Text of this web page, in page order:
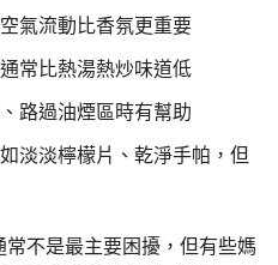
氣流動比香氛更重要
常比熱湯熱炒味道低
路過油煙區時有幫助
淡淡檸檬片、乾淨手帕，但
不是最主要困擾，但有些媽